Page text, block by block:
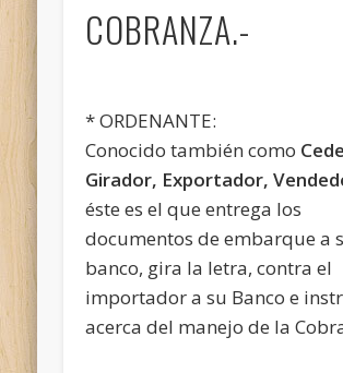
COBRANZA.-
* ORDENANTE:
Conocido también como
Girador, Exportador,
éste es el que entrega los
documentos de embarque a
banco, gira la letra, contra el
importador a su Banco e
acerca del manejo de la